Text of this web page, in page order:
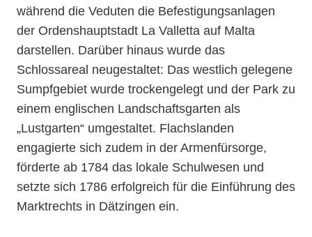
während die Veduten die Befestigungsanlagen
der Ordenshauptstadt La Valletta auf Malta
darstellen. Darüber hinaus wurde das
Schlossareal neugestaltet: Das westlich gelegene
Sumpfgebiet wurde trockengelegt und der Park zu
einem englischen Landschaftsgarten als
„Lustgarten“ umgestaltet. Flachslanden
engagierte sich zudem in der Armenfürsorge,
förderte ab 1784 das lokale Schulwesen und
setzte sich 1786 erfolgreich für die Einführung des
Marktrechts in Dätzingen ein.